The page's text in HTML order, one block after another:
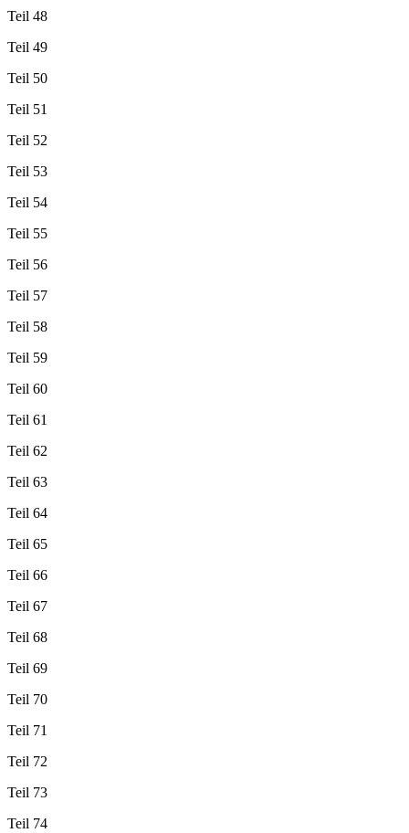
Teil 48
Teil 49
Teil 50
Teil 51
Teil 52
Teil 53
Teil 54
Teil 55
Teil 56
Teil 57
Teil 58
Teil 59
Teil 60
Teil 61
Teil 62
Teil 63
Teil 64
Teil 65
Teil 66
Teil 67
Teil 68
Teil 69
Teil 70
Teil 71
Teil 72
Teil 73
Teil 74